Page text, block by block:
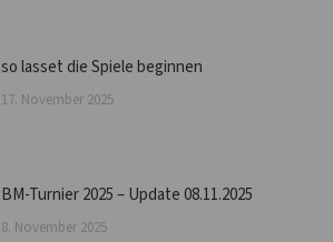
so lasset die Spiele beginnen
17. November 2025
BM-Turnier 2025 – Update 08.11.2025
8. November 2025